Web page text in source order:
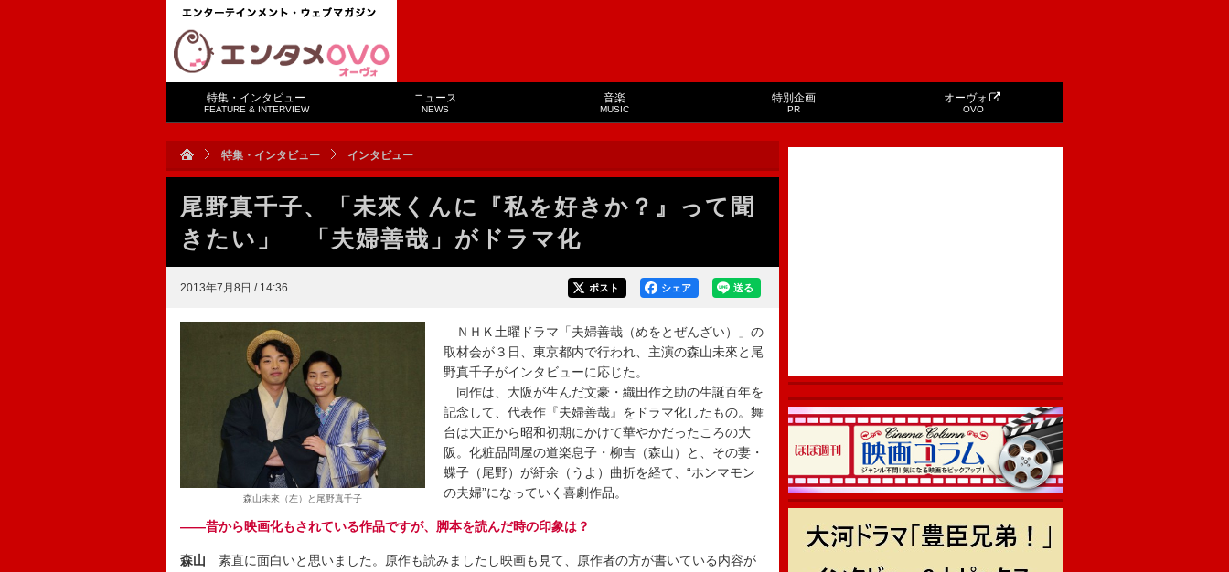
特集・インタビュー
FEATURE & INTERVIEW
ニュース
NEWS
音楽
MUSIC
特別企画
PR
オーヴォ
OVO
特集・インタビュー インタビュー
尾野真千子、「未來くんに『私を好きか？』って聞
きたい」 「夫婦善哉」がドラマ化
2013年7月8日 / 14:36 送る
シェア
ポスト
森山未來（左）と尾野真千子
ＮＨＫ土曜ドラマ「夫婦善哉（めをとぜんざい）」の
取材会が３日、東京都内で行われ、主演の森山未來と尾
野真千子がインタビューに応じた。
同作は、大阪が生んだ文豪・織田作之助の生誕百年を
記念して、代表作『夫婦善哉』をドラマ化したもの。舞
台は大正から昭和初期にかけて華やかだったころの大
阪。化粧品問屋の道楽息子・柳吉（森山）と、その妻・
蝶子（尾野）が紆余（うよ）曲折を経て、“ホンマモン
の夫婦”になっていく喜劇作品。
――昔から映画化もされている作品ですが、脚本を読んだ時の印象は？
森山 素直に面白いと思いました。原作も読みましたし映画も見て、原作者の方が書いている内容が